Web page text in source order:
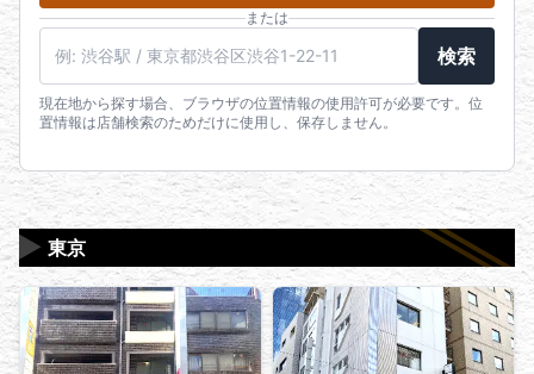
または
検索
現在地から探す場合、ブラウザの位置情報の使用許可が必要です。位
置情報は店舗検索のためだけに使用し、保存しません。
東京
▶